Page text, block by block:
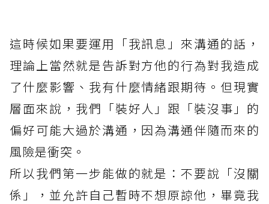
這時候如果要運用「我訊息」來溝通的話，
理論上當然就是告訴對方他的行為對我造成
了什麼影響、我有什麼情緒跟期待。但現實
層面來說，我們「裝好人」跟「裝沒事」的
偏好可能大過於溝通，因為溝通伴隨而來的
風險是衝突。
所以我們第一步能做的就是：不要說「沒關
係」，並允許自己暫時不想原諒他，畢竟我